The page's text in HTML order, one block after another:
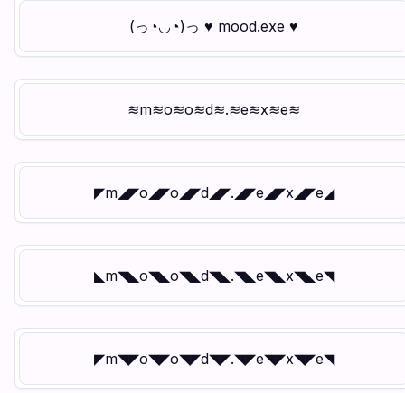
(っ◔◡◔)っ ♥ mood.exe ♥
≋m≋o≋o≋d≋.≋e≋x≋e≋
◤m◢◤o◢◤o◢◤d◢◤.◢◤e◢◤x◢◤e◢
◣m◥◣o◥◣o◥◣d◥◣.◥◣e◥◣x◥◣e◥
◤m◥◤o◥◤o◥◤d◥◤.◥◤e◥◤x◥◤e◥